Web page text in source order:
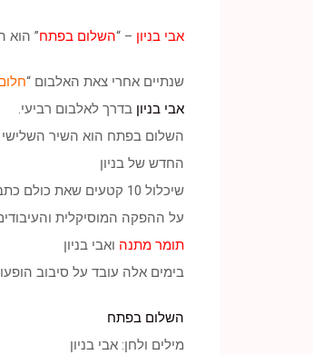
אבי בניון – “השלום בפתח” הוא
שנתיים אחרי צאת האלבום “
אבי בניון בדרך לאלבום רביעי.
השלום בפתח הוא השיר
החדש של בניון
שיכלול 10 קטעים שאת כולם כתב והלחין.
על ההפקה המוסיקלית
תומר מתנה ואבי בניון
בימים אלה עובד על סיבוב
השלום בפתח
מילים ולחן: אבי בניון